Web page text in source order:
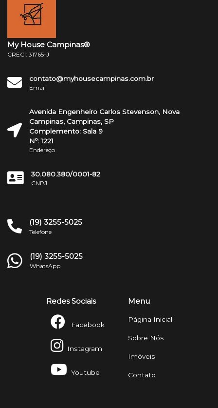
My House Campinas®
CRECI: 31765-J
contato@myhousecampinas.com.br
Email
Avenida Engenheiro Carlos Stevenson, Nova
Campinas, Campinas, SP
Complemento: Sala 9
Nº: 1221
Endereço
30.080.380/0001-82
CNPJ
(19) 3255-5025
Telefone
(19) 3255-5025
WhatsApp
Redes Sociais
Facebook
Instagram
Youtube
Menu
Página Inicial
Sobre Nós
Imóveis
Contato